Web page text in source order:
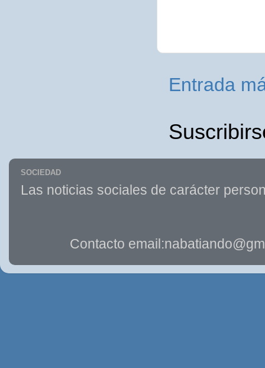
Entrada
SOCIEDAD
Las noticias sociales de carácter
Contacto